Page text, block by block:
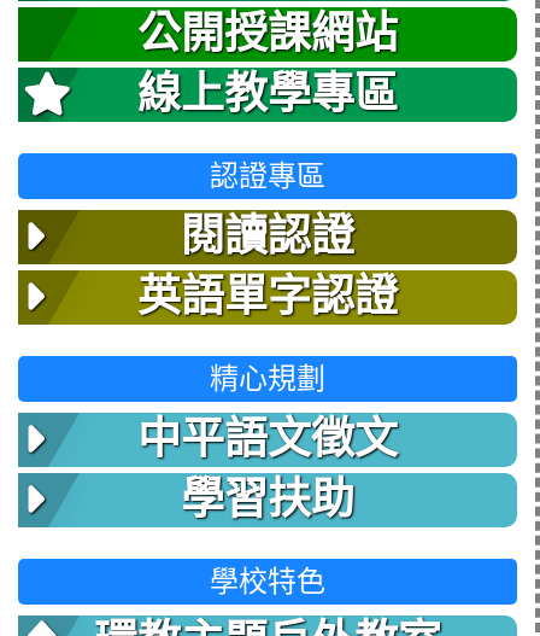
公開授課網站
線上教學專區
認證專區
閱讀認證
英語單字認證
精心規劃
中平語文徵文
學習扶助
學校特色